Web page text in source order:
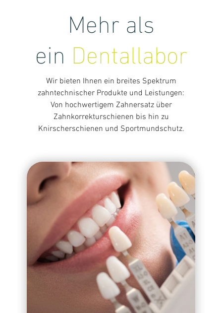
Mehr als
ein Dentallabor
Wir bieten Ihnen ein breites Spektrum
zahntechnischer Produkte und Leistungen:
Von hochwertigem Zahnersatz über
Zahnkorrekturschienen bis hin zu